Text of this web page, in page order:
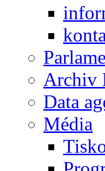
Archiv
Data
Média